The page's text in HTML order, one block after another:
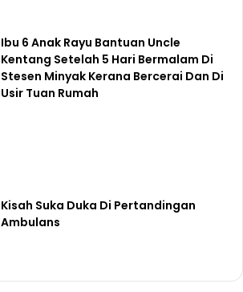
Ibu 6 Anak Rayu Bantuan Uncle
Kentang Setelah 5 Hari Bermalam Di
Stesen Minyak Kerana Bercerai Dan Di
Usir Tuan Rumah
Kisah Suka Duka Di Pertandingan
Ambulans